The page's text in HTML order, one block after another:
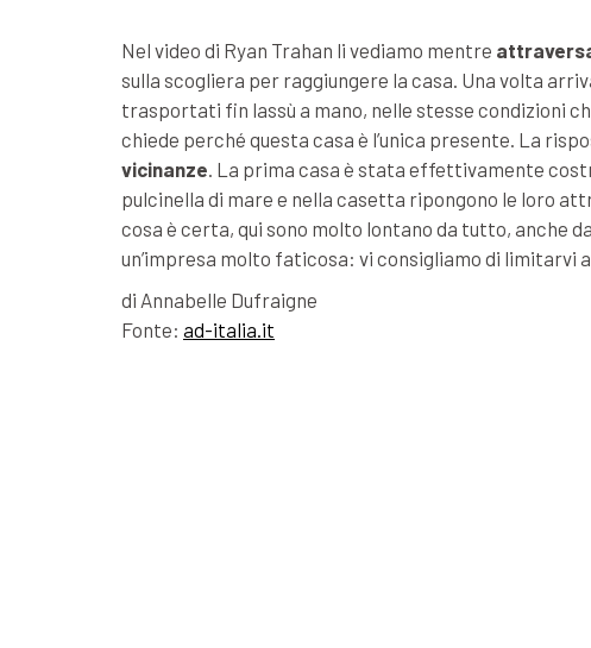
Nel video di Ryan Trahan li vediamo mentre
sulla scogliera per raggiungere la casa. Una volta
trasportati fin lassù a mano, nelle stesse condizioni
chiede perché questa casa è l’unica presente. La
vicinanze . La prima casa è stata effettivamente
pulcinella di mare e nella casetta ripongono le loro
cosa è certa, qui sono molto lontano da tutto, anche
un’impresa molto faticosa: vi consigliamo di limitarvi a
di Annabelle Dufraigne
Fonte: ad-italia.it